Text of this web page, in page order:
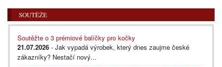
SOUTĚŽE
Soutěžte o 3 prémiové balíčky pro kočky
21.07.2026 - Jak vypadá výrobek, který dnes zaujme české
zákazníky? Nestačí nový...